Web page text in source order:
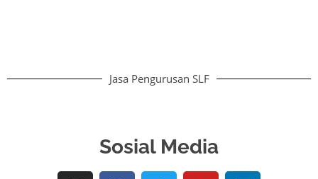
Jasa Pengurusan SLF
Sosial Media